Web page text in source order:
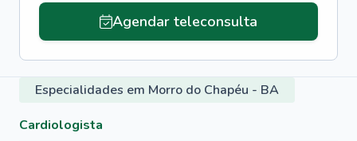
Agendar teleconsulta
Especialidades em Morro do Chapéu - BA
Cardiologista